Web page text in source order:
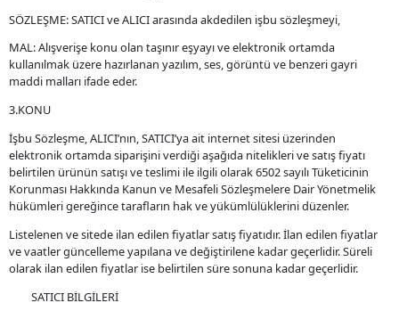
SÖZLEŞME: SATICI ve ALICI arasında akdedilen işbu sözleşmeyi,
MAL: Alışverişe konu olan taşınır eşyayı ve elektronik ortamda
kullanılmak üzere hazırlanan yazılım, ses, görüntü ve benzeri gayri
maddi malları ifade eder.
3.KONU
İşbu Sözleşme, ALICI’nın, SATICI’ya ait internet sitesi üzerinden
elektronik ortamda siparişini verdiği aşağıda nitelikleri ve satış fiyatı
belirtilen ürünün satışı ve teslimi ile ilgili olarak 6502 sayılı Tüketicinin
Korunması Hakkında Kanun ve Mesafeli Sözleşmelere Dair Yönetmelik
hükümleri gereğince tarafların hak ve yükümlülüklerini düzenler.
Listelenen ve sitede ilan edilen fiyatlar satış fiyatıdır. İlan edilen fiyatlar
ve vaatler güncelleme yapılana ve değiştirilene kadar geçerlidir. Süreli
olarak ilan edilen fiyatlar ise belirtilen süre sonuna kadar geçerlidir.
SATICI BİLGİLERİ